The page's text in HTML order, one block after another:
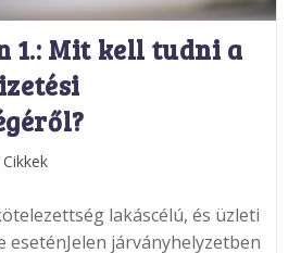
1.: Mit kell tudni a
Cikkek
lakáscélú, és üzleti
eseténJelen járványhelyzetben